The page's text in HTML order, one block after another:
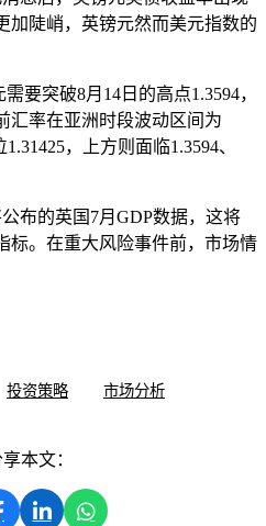
加陡峭，英镑元然而美元指数的
要突破8月14日的高点1.3594，
汇率在亚洲时段波动区间为
，上方则面临1.3594、
布的英国7月GDP数据，这将
标。在重大风险事件前，市场情
投资策略 市场分析
本文：